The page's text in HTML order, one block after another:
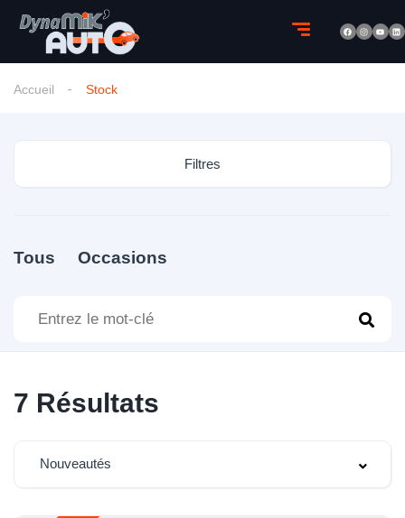
Accueil Stock
Filtres
Tous Occasions
7 Résultats
Nouveautés